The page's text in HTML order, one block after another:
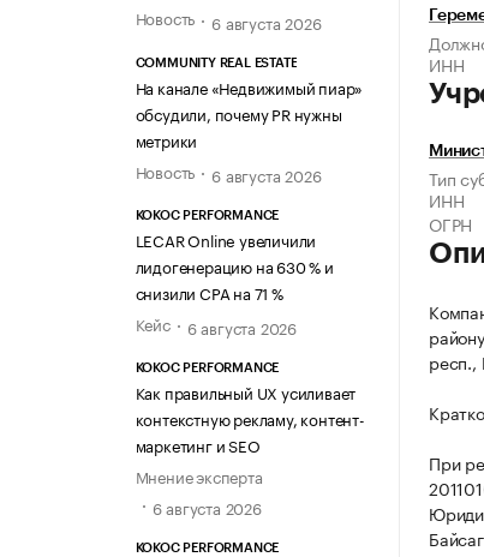
Новость
6 августа 2026
COMMUNITY REAL ESTATE
На канале «Недвижимый пиар»
обсудили, почему PR нужны
метрики
Новость
6 августа 2026
KOKOC PERFORMANCE
LECAR Online увеличили
лидогенерацию на 630 % и
снизили CPA на 71 %
Кейс
6 августа 2026
KOKOC PERFORMANCE
Как правильный UX усиливает
контекстную рекламу, контент-
маркетинг и SEO
Мнение эксперта
6 августа 2026
KOKOC PERFORMANCE
ИНН
Тип
ИНН
ОГРН
респ.,
При